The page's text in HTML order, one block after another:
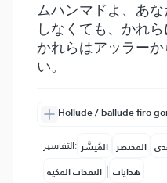
ムハンマドよ、あ
しなくても、かれら
かれらはアッラー
い。
Hollude /
التفاسير: المُيسَّر المختصر
النفحات المكية | هدايات